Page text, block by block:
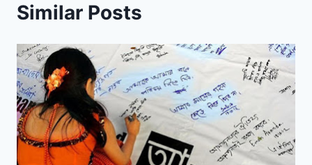
Similar Posts